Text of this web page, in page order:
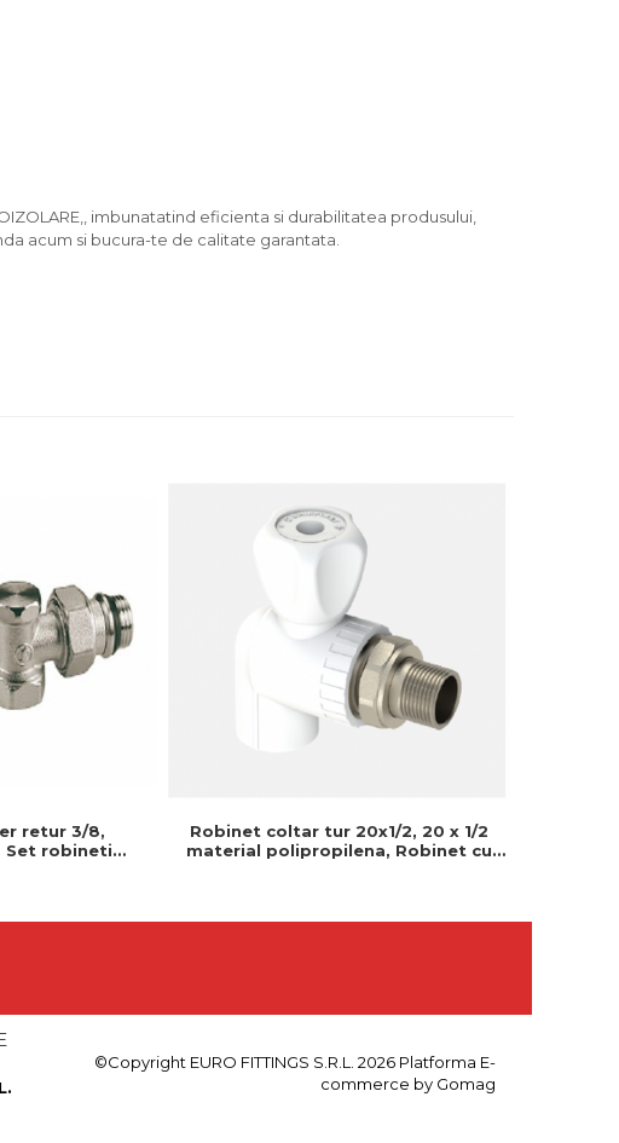
imbunatatind eficienta si durabilitatea produsului,
acum si bucura-te de calitate garantata.
retur 3/8,
Set robineti
Robinet coltar tur 20x1/2, 20 x 1/2
material polipropilena, Robinet cu
©Copyright EURO FITTINGS S.R.L. 2026 Platforma E-
commerce by Gomag